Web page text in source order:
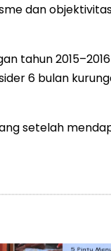
dan
tahun
6 bulan
setelah